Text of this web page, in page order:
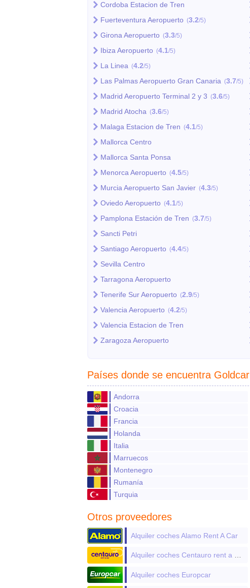
Cordoba Estacion de Tren
Fuerteventura Aeropuerto (3.2/5)
Girona Aeropuerto (3.3/5)
Ibiza Aeropuerto (4.1/5)
La Linea (4.2/5)
Las Palmas Aeropuerto Gran Canaria (3.7/5)
Madrid Aeropuerto Terminal 2 y 3 (3.6/5)
Madrid Atocha (3.6/5)
Malaga Estacion de Tren (4.1/5)
Mallorca Centro
Mallorca Santa Ponsa
Menorca Aeropuerto (4.5/5)
Murcia Aeropuerto San Javier (4.3/5)
Oviedo Aeropuerto (4.1/5)
Pamplona Estación de Tren (3.7/5)
Sancti Petri
Santiago Aeropuerto (4.4/5)
Sevilla Centro
Tarragona Aeropuerto
Tenerife Sur Aeropuerto (2.9/5)
Valencia Aeropuerto (4.2/5)
Valencia Estacion de Tren
Zaragoza Aeropuerto
Países donde se encuentra Goldcar
Andorra
Croacia
Francia
Holanda
Italia
Marruecos
Montenegro
Rumanía
Turquia
Otros proveedores
Alquiler coches Alamo Rent A Car
Alquiler coches Centauro rent a car
Alquiler coches Europcar